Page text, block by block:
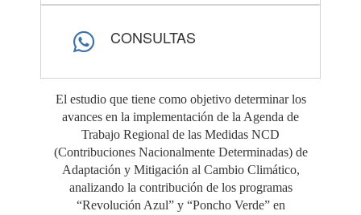
CONSULTAS
El estudio que tiene como objetivo determinar los
avances en la implementación de la Agenda de
Trabajo Regional de las Medidas NCD
(Contribuciones Nacionalmente Determinadas) de
Adaptación y Mitigación al Cambio Climático,
analizando la contribución de los programas
“Revolución Azul” y “Poncho Verde” en